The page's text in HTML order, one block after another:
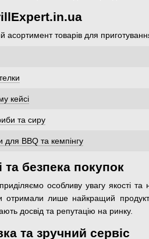
товарів для
кейсі
та сиру
для BBQ та кемпінгу
та безпека покупок
особливу увагу якості та
отримали лише найкращий
досвід та репутацію на ринку.
та зручний сервіс